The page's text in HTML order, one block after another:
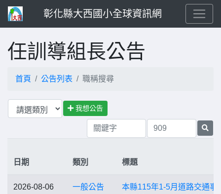
彰化縣大西國小全球資訊網
任訓導組長公告
首頁 公告列表 職稱搜尋
我想公告
日期 類別 標題
2026-08-06 一般公告
本縣115年1-5月道路交通事